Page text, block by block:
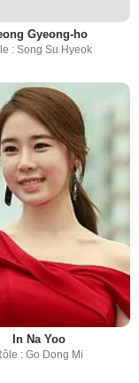
Gyeong-ho
: Song Su Hyeok
In Na Yoo
: Go Dong Mi